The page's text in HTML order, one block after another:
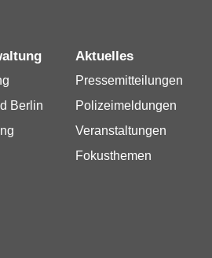
Berlin
Aktuelles
Pressemitteilungen
Polizeimeldungen
Veranstaltungen
Fokusthemen